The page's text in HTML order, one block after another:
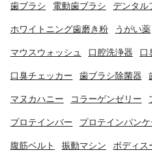
歯ブラシ 電動歯ブラシ デンタル
ホワイトニング歯磨き粉 うがい薬
マウスウォッシュ 口腔洗浄器 口
口臭チェッカー 歯ブラシ除菌器
マヌカハニー コラーゲンゼリー
プロテインバー プロテインパン
腹筋ベルト 振動マシン ボディス